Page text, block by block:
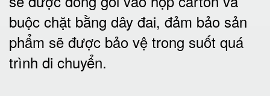
buộc chặt bằng dây đai, đảm bảo sản
phẩm sẽ được bảo vệ trong suốt quá
trình di chuyển.